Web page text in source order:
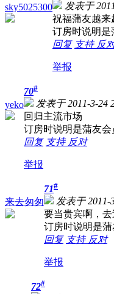
sky5025300 发表于
祝福蒲友越来
订房时说明是
回复 支持 反
举报
yeko
70#
发表于 2011-3-24
回归主流市场
订房时说明是蒲友
回复 支持 反对
举报
来去匆匆
71#
发表于 2011-
要当贵宾啊，去
订房时说明是
回复 支持 反对
举报
72#